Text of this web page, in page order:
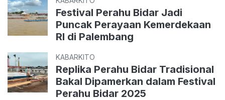
Festival Perahu Bidar Jadi
Puncak Perayaan Kemerdekaan
RI di Palembang
KABARKITO
Replika Perahu Bidar Tradisional
Bakal Dipamerkan dalam Festival
Perahu Bidar 2025